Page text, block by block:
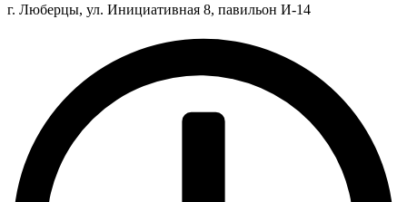
г. Люберцы, ул. Инициативная 8, павильон И-14